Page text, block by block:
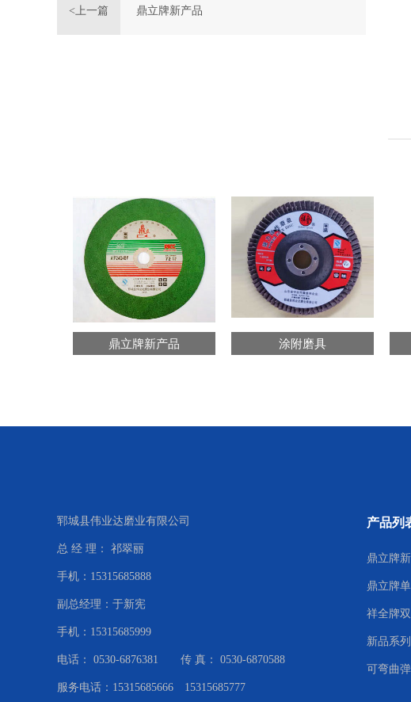
<上一篇 鼎立牌新产品
鼎立牌新产品 涂附磨具
郓城县伟业达磨业有限公司
总 经 理： 祁翠丽
手机：15315685888
副总经理：于新宪
手机：15315685999
电话： 0530-6876381 传 真： 0530-6870588
服务电话：15315685666 15315685777
产品列
鼎立牌
鼎立牌
祥全牌
新品系列
可弯曲